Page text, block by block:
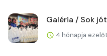
Galéria / Sok
4 hónapja